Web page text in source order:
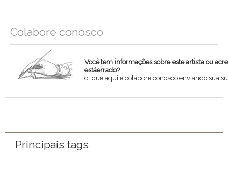
Colabore conosco
Você tem informações sobre este artista ou
estáerrado?
clique aqui e colabore conosco enviando sua
Principais tags